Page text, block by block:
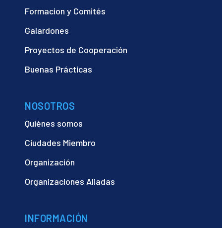
Formacion y Comités
Galardones
Proyectos de Cooperación
Buenas Prácticas
NOSOTROS
Quiénes somos
Ciudades Miembro
Organización
Organizaciones Aliadas
INFORMACIÓN